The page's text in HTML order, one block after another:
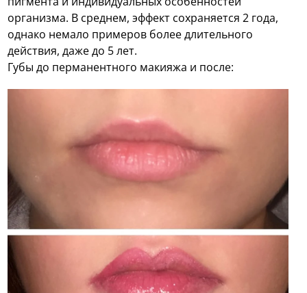
организма. В среднем, эффект сохраняется 2 года,
однако немало примеров более длительного
действия, даже до 5 лет.
Губы до перманентного макияжа и после: